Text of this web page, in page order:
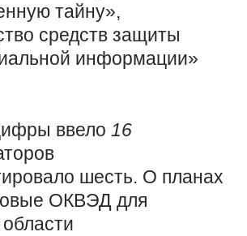
тайну»,
средств защиты
информации»
ввело 16
шесть. О планах
ОКВЭД для